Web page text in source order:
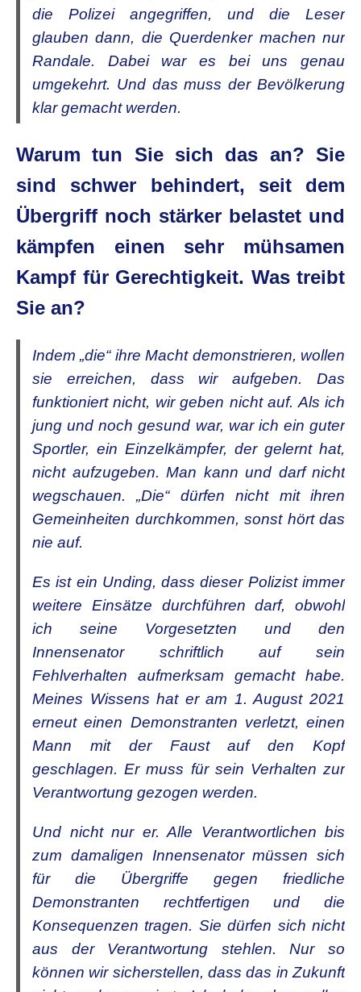
die Polizei angegriffen, und die Leser
glauben dann, die Querdenker machen nur
Randale. Dabei war es bei uns genau
umgekehrt. Und das muss der Bevölkerung
klar gemacht werden.
Warum tun Sie sich das an? Sie
sind schwer behindert, seit dem
Übergriff noch stärker belastet und
kämpfen einen sehr mühsamen
Kampf für Gerechtigkeit. Was treibt
Sie an?
Indem „die“ ihre Macht demonstrieren, wollen
sie erreichen, dass wir aufgeben. Das
funktioniert nicht, wir geben nicht auf. Als ich
jung und noch gesund war, war ich ein guter
Sportler, ein Einzelkämpfer, der gelernt hat,
nicht aufzugeben. Man kann und darf nicht
wegschauen. „Die“ dürfen nicht mit ihren
Gemeinheiten durchkommen, sonst hört das
nie auf.
Es ist ein Unding, dass dieser Polizist immer
weitere Einsätze durchführen darf, obwohl
ich seine Vorgesetzten und den
Innensenator schriftlich auf sein
Fehlverhalten aufmerksam gemacht habe.
Meines Wissens hat er am 1. August 2021
erneut einen Demonstranten verletzt, einen
Mann mit der Faust auf den Kopf
geschlagen. Er muss für sein Verhalten zur
Verantwortung gezogen werden.
Und nicht nur er. Alle Verantwortlichen bis
zum damaligen Innensenator müssen sich
für die Übergriffe gegen friedliche
Demonstranten rechtfertigen und die
Konsequenzen tragen. Sie dürfen sich nicht
aus der Verantwortung stehlen. Nur so
können wir sicherstellen, dass das in Zukunft